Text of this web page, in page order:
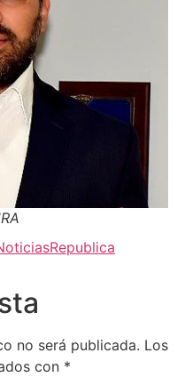
Republica
no será publicada. Los
con *